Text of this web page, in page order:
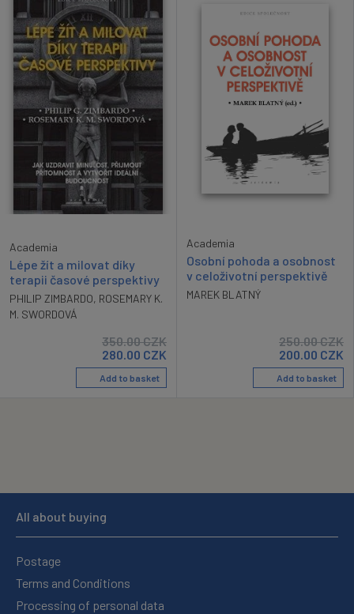
Academia
Lépe žít a milovat díky
terapii časové perspektivy
PHILIP ZIMBARDO, ROSEMARY K.
M. SWORDOVÁ
350.00CZK
280.00 CZK
Add to basket
Academia
Osobní pohoda a osobnost
v celoživotní perspektivě
MAREK BLATNÝ
250.00CZK
200.00 CZK
Add to basket
All about buying
Postage
Terms and Conditions
Processing of personal data